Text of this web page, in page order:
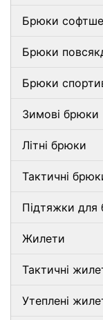
Брюки
Брюки
Брюки
Зимові брюки
Літні брюки
Тактичні
Підтяжки для
Жилети
Тактичні
Утеплені